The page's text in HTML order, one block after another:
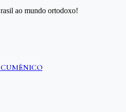
ao mundo ortodoxo!